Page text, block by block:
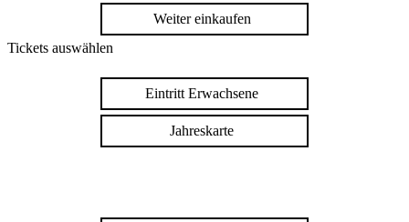
Weiter einkaufen
Tickets auswählen
Eintritt Erwachsene
Jahreskarte